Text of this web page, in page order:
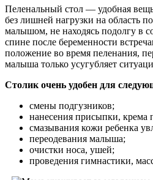
Пеленальный стол — удобная
без лишней нагрузки на область
малышом, не находясь подолгу в
спине после беременности
положение во время пеленания,
малыша только усугубляет
Столик очень удобен для
смены подгузников;
нанесения присыпки, крема
смазывания кожи ребенка
переодевания малыша;
очистки носа, ушей;
проведения гимнастики,